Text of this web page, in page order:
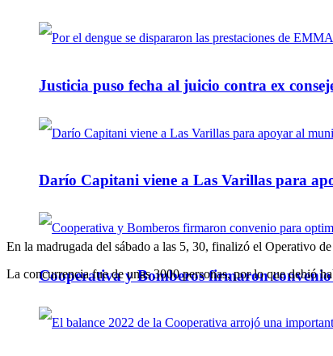
Justicia puso fecha al juicio contra ex
Darío Capitani viene a Las Varillas para
Cooperativa y Bomberos firmaron convenio
En la madrugada del sábado a las 5, 30, finalizó el Operativo
La concurrencia fue de unas 3000 personas, por lo que debió